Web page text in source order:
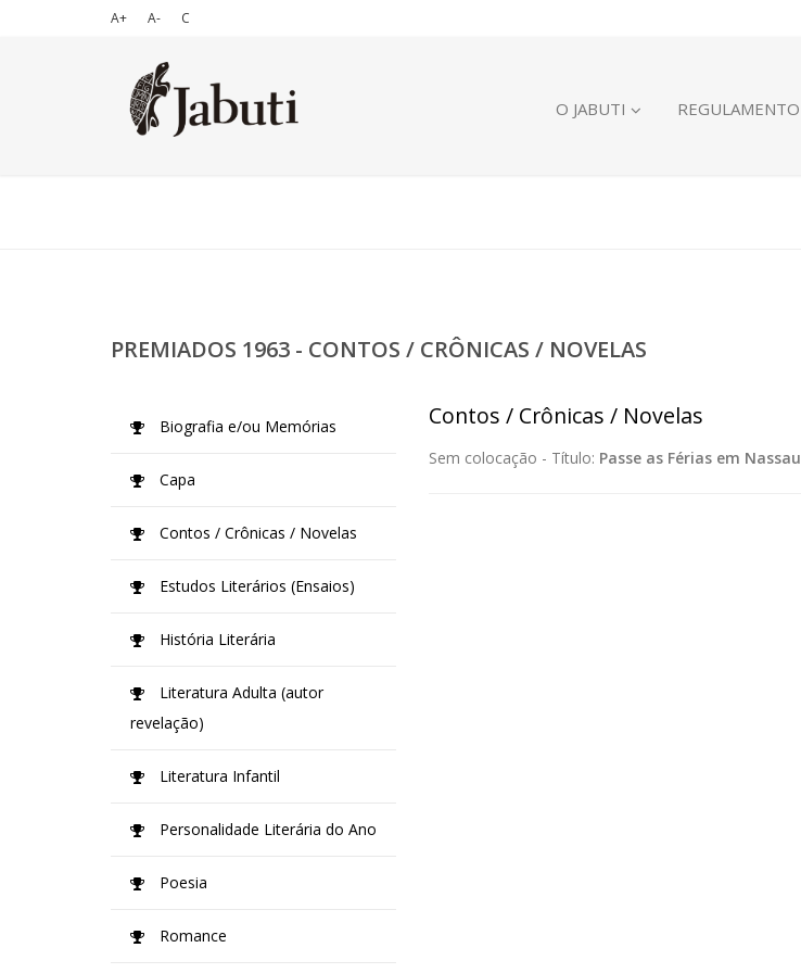
A+ A- C
O JABUTI REGULAMENTO
PREMIADOS 1963 - CONTOS / CRÔNICAS / NOVELAS
Contos / Crônicas / Novelas
Sem colocação - Título: Passe as Férias em Nassau
Biografia e/ou Memórias
Capa
Contos / Crônicas / Novelas
Estudos Literários (Ensaios)
História Literária
Literatura Adulta (autor
revelação)
Literatura Infantil
Personalidade Literária do Ano
Poesia
Romance